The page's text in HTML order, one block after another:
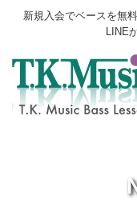
新規入会でベースを無
LINE